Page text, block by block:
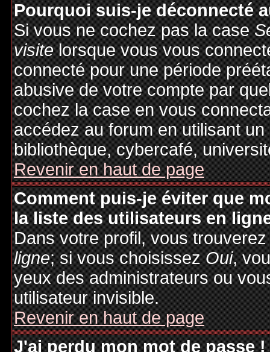
Pourquoi suis-je déconnecté
Si vous ne cochez pas la case
visitelorsque vous vous
connecté pour une période
abusive de votre compte par
cochez la case en vous
accédez au forum en utilisant
bibliothèque, cybercafé,
Revenir en haut de page
Comment puis-je éviter que
la liste des utilisateurs en
Dans votre profil, vous
ligne; si vous choisissezOui,
yeux des administrateurs ou
utilisateur invisible.
Revenir en haut de page
J'ai perdu mon mot de passe !